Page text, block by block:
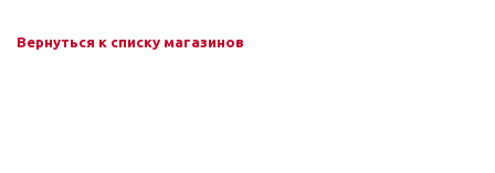
Вернуться к списку магазинов